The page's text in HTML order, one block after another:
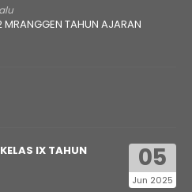
MRANGGEN TAHUN AJARAN
05
Jun 2025
IX TAHUN